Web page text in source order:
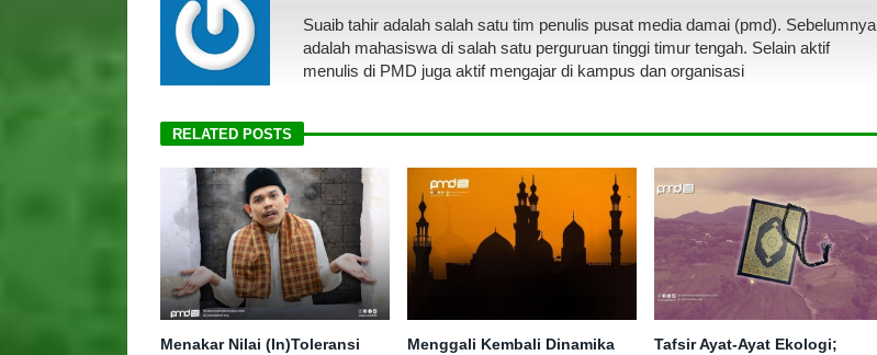
Suaib tahir adalah salah satu tim penulis pusat media damai (pmd). Sebelumnya
adalah mahasiswa di salah satu perguruan tinggi timur tengah. Selain aktif
menulis di PMD juga aktif mengajar di kampus dan organisasi
RELATED POSTS
Menakar Nilai (In)Toleransi
Menggali Kembali Dinamika
Tafsir Ayat-Ayat Ekologi;